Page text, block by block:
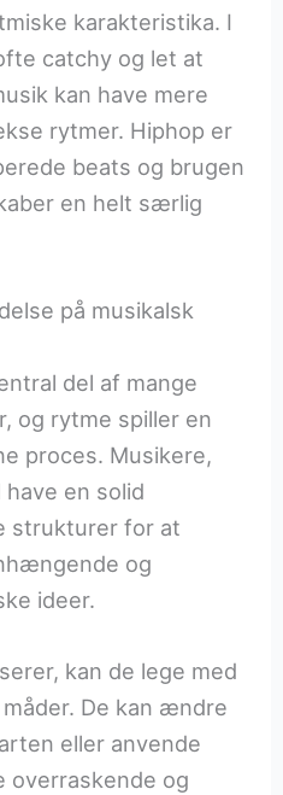
karakteristika. I
catchy og let at
kan have mere
rytmer. Hiphop er
beats og brugen
en helt særlig
på musikalsk
del af mange
og rytme spiller en
proces. Musikere,
en solid
strukturer for at
og
ideer.
kan de lege med
De kan ændre
eller anvende
overraskende og